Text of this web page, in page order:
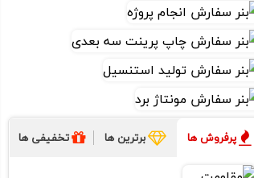
پرفروش ها برترین ها تخفیفی ها